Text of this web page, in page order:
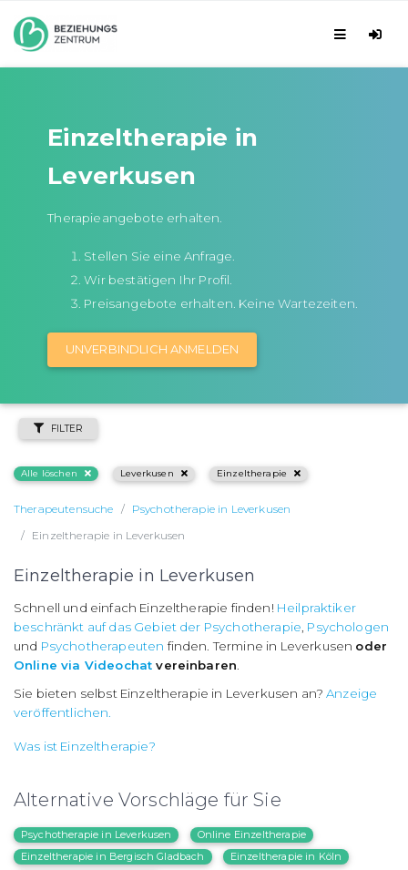
Einzeltherapie in
Leverkusen
Therapieangebote erhalten.
Stellen Sie eine Anfrage.
Wir bestätigen Ihr Profil.
Preisangebote erhalten. Keine Wartezeiten.
UNVERBINDLICH ANMELDEN
FILTER
Alle löschen Leverkusen Einzeltherapie
Therapeutensuche
Psychotherapie in Leverkusen
Einzeltherapie in Leverkusen
Einzeltherapie in Leverkusen
Schnell und einfach Einzeltherapie finden! Heilpraktiker
beschränkt auf das Gebiet der Psychotherapie Psychologen
und Psychotherapeuten finden. Termine in Leverkusen oder
Online via Videochat vereinbaren
Sie bieten selbst Einzeltherapie in Leverkusen an?Anzeige
veröffentlichen.
Was ist Einzeltherapie?
Alternative Vorschläge für Sie
Psychotherapie in Leverkusen
Online Einzeltherapie
Einzeltherapie in Bergisch Gladbach
Einzeltherapie in Köln